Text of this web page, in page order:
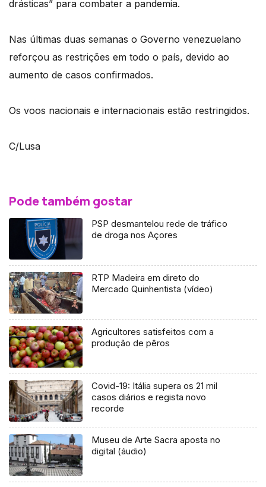
drásticas” para combater a pandemia.
Nas últimas duas semanas o Governo venezuelano
reforçou as restrições em todo o país, devido ao
aumento de casos confirmados.
Os voos nacionais e internacionais estão restringidos.
C/Lusa
Pode também gostar
PSP desmantelou rede de tráfico
de droga nos Açores
RTP Madeira em direto do
Mercado Quinhentista (vídeo)
Agricultores satisfeitos com a
produção de pêros
Covid-19: Itália supera os 21 mil
casos diários e regista novo
recorde
Museu de Arte Sacra aposta no
digital (áudio)